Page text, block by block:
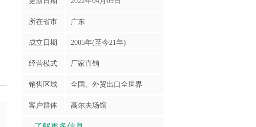
所在省市 广东
成立日期 2005年(至今21年)
经营模式 厂家直销
销售区域 全国、外贸出口全世界
客户群体 高尔夫场馆